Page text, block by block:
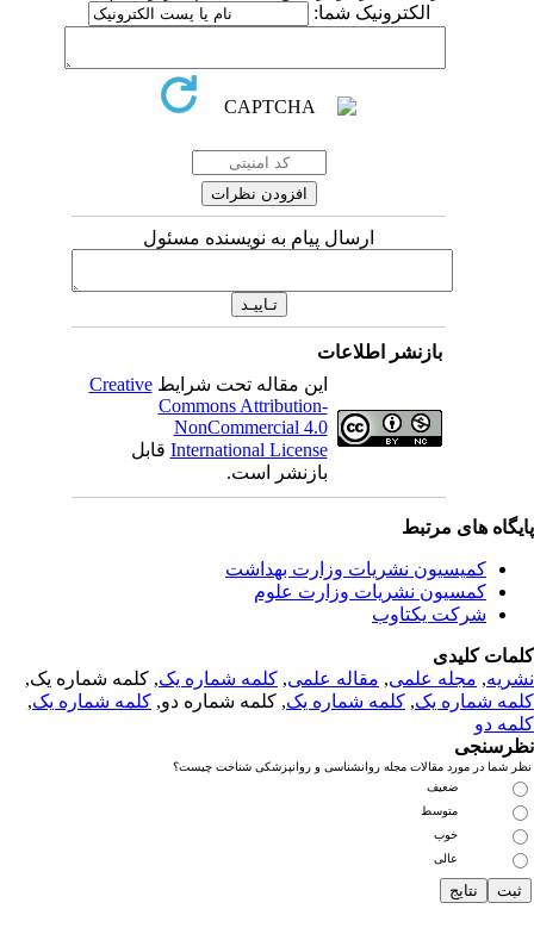
الکترونیک شما:
ارسال پیام به نویسنده مسئول
بازنشر اطلاعات
این مقاله تحت شرایطCreative
Commons Attribution-
NonCommercial 4.0
International Licenseقابل
بازنشر است.
های مرتبط
کمیسیون نشریات وزارت بهداشت
کمسیون نشریات وزارت علوم
شرکت یکتاوب
کلیدی
,مجله علمی, مقاله علمی, کلمه شماره یک, کلمه شماره یک,
شماره یک,کلمه شماره یک, کلمه شماره دو,کلمه شماره یک,
دو
شما در مورد مقالات مجله روانشناسی و روانپزشکی شناخت چیست؟
ضعیف
متوسط
خوب
عالی